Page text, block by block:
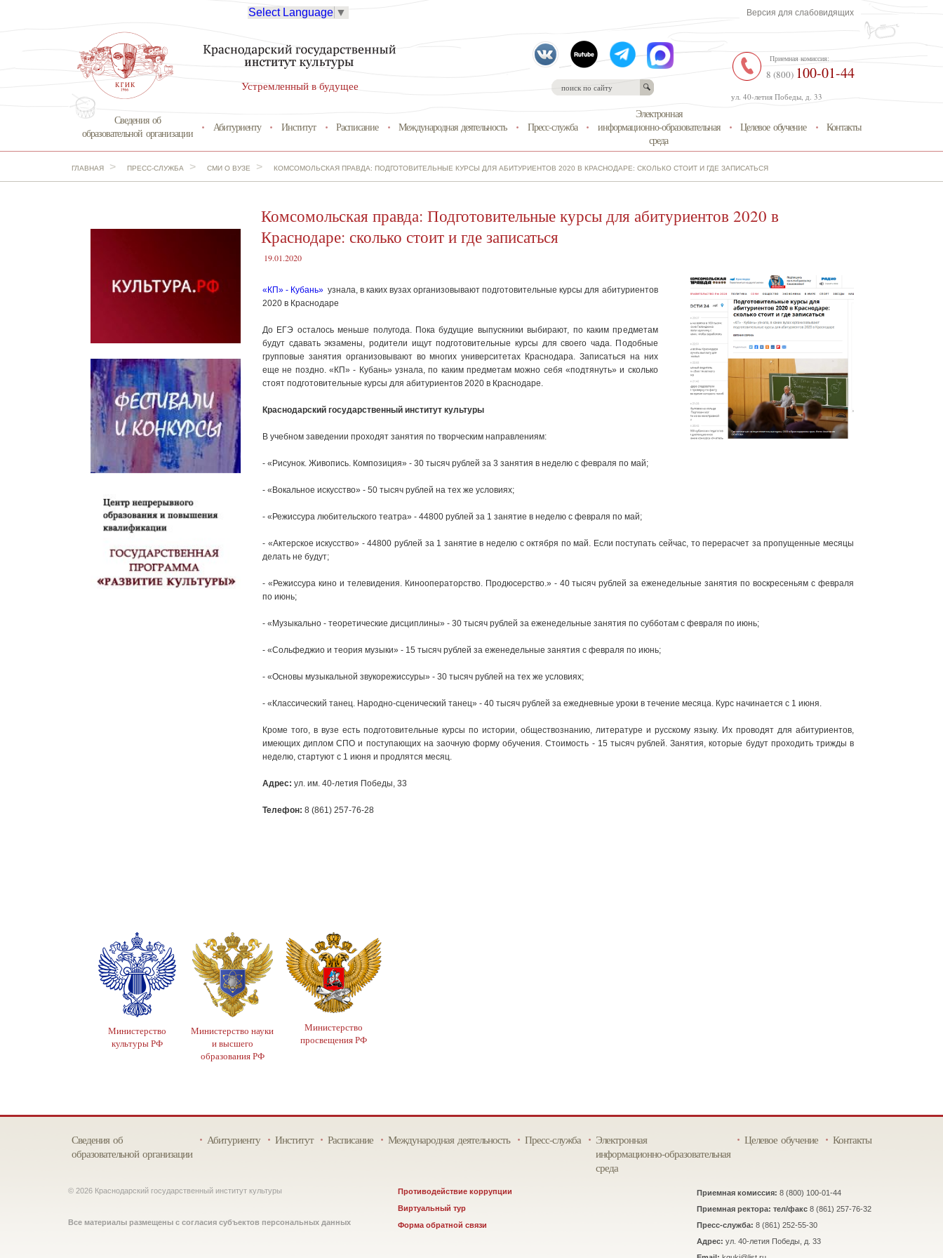
Устремленный в будущее
Select Language ▼ Версия для слабовидящих
ул. 40-летия Победы, д. 33
Приемная комиссия:
8 (800) 100-01-44
Сведения об
образовательной организации
Абитуриенту Институт Расписание Международная деятельность Пресс-служба
Электронная
информационно-образовательная
среда
Целевое обучение Контакты
ГЛАВНАЯ > ПРЕСС-СЛУЖБА > СМИ О ВУЗЕ > КОМСОМОЛЬСКАЯ ПРАВДА: ПОДГОТОВИТЕЛЬНЫЕ КУРСЫ ДЛЯ АБИТУРИЕНТОВ 2020 В КРАСНОДАРЕ: СКОЛЬКО СТОИТ И ГДЕ ЗАПИСАТЬСЯ
Комсомольская правда: Подготовительные курсы для абитуриентов 2020 в
Краснодаре: сколько стоит и где записаться
19.01.2020
«КП» - Кубань» узнала, в каких вузах организовывают подготовительные курсы для абитуриентов
2020 в Краснодаре
До ЕГЭ осталось меньше полугода. Пока будущие выпускники выбирают, по каким предметам
будут сдавать экзамены, родители ищут подготовительные курсы для своего чада. Подобные
групповые занятия организовывают во многих университетах Краснодара. Записаться на них
еще не поздно. «КП» - Кубань» узнала, по каким предметам можно себя «подтянуть» и сколько
стоят подготовительные курсы для абитуриентов 2020 в Краснодаре.
Краснодарский государственный институт культуры
В учебном заведении проходят занятия по творческим направлениям:
- «Рисунок. Живопись. Композиция» - 30 тысяч рублей за 3 занятия в неделю с февраля по май;
- «Вокальное искусство» - 50 тысяч рублей на тех же условиях;
- «Режиссура любительского театра» - 44800 рублей за 1 занятие в неделю с февраля по май;
- «Актерское искусство» - 44800 рублей за 1 занятие в неделю с октября по май. Если поступать сейчас, то перерасчет за пропущенные месяцы
делать не будут;
- «Режиссура кино и телевидения. Кинооператорство. Продюсерство.» - 40 тысяч рублей за еженедельные занятия по воскресеньям с февраля
по июнь;
- «Музыкально - теоретические дисциплины» - 30 тысяч рублей за еженедельные занятия по субботам с февраля по июнь;
- «Сольфеджио и теория музыки» - 15 тысяч рублей за еженедельные занятия с февраля по июнь;
- «Основы музыкальной звукорежиссуры» - 30 тысяч рублей на тех же условиях;
- «Классический танец. Народно-сценический танец» - 40 тысяч рублей за ежедневные уроки в течение месяца. Курс начинается с 1 июня.
Кроме того, в вузе есть подготовительные курсы по истории, обществознанию, литературе и русскому языку. Их проводят для абитуриентов,
имеющих диплом СПО и поступающих на заочную форму обучения. Стоимость - 15 тысяч рублей. Занятия, которые будут проходить трижды в
неделю, стартуют с 1 июня и продлятся месяц.
Адрес: ул. им. 40-летия Победы, 33
Телефон: 8 (861) 257-76-28
Министерство
культуры РФ
Министерство науки
и высшего
образования РФ
Министерство
просвещения РФ
Сведения об
образовательной организации
Абитуриенту Институт Расписание Международная деятельность Пресс-служба
Электронная
информационно-образовательная
среда
Целевое обучение Контакты
© 2026 Краснодарский государственный институт культуры
Все материалы размещены с согласия субъектов персональных данных
Противодействие коррупции
Виртуальный тур
Форма обратной связи
Приемная комиссия: 8 (800) 100-01-44
Приемная ректора: тел/факс 8 (861) 257-76-32
Пресс-служба: 8 (861) 252-55-30
Адрес: ул. 40-летия Победы, д. 33